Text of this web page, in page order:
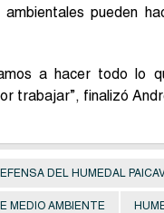
ambientales pueden
a hacer todo lo
trabajar”, finalizó
DEL HUMEDAL
MEDIO AMBIENTE